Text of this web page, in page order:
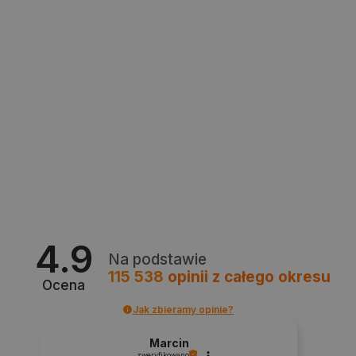
4.9
Ocena
Na podstawie
115 538 opinii z całego okresu
Jak zbieramy opinie?
Marcin